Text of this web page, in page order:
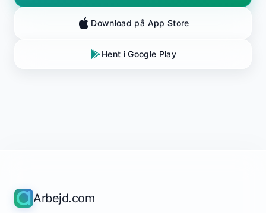
Download på App Store
Hent i Google Play
Arbejd.com